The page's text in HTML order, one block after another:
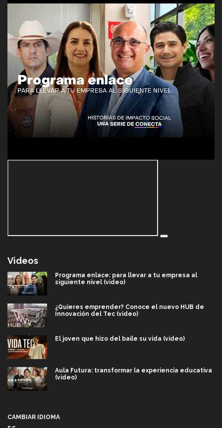
Videos
Programa enlace: para llevar a tu empresa al
siguiente nivel (video)
¿Quieres emprender? Conoce el nuevo HUB de
Innovación del Tec (video)
El joven que hizo del baile su vida (video)
Aula Futura: transformar la experiencia educativa
(video)
CAMBIAR IDIOMA